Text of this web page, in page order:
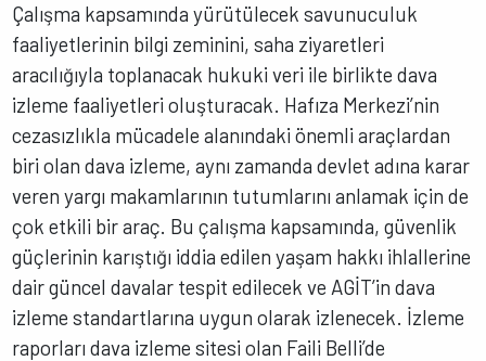
Çalışma kapsamında yürütülecek savunuculuk
faaliyetlerinin bilgi zeminini, saha ziyaretleri
aracılığıyla toplanacak hukuki veri ile birlikte dava
izleme faaliyetleri oluşturacak. Hafıza Merkezi’nin
cezasızlıkla mücadele alanındaki önemli araçlardan
biri olan dava izleme, aynı zamanda devlet adına karar
veren yargı makamlarının tutumlarını anlamak için de
çok etkili bir araç. Bu çalışma kapsamında, güvenlik
güçlerinin karıştığı iddia edilen yaşam hakkı ihlallerine
dair güncel davalar tespit edilecek ve AGİT’in dava
izleme standartlarına uygun olarak izlenecek. İzleme
raporları dava izleme sitesi olan Faili Belli’de